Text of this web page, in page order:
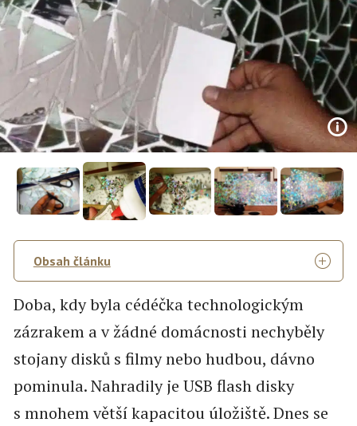
Obsah článku
Doba, kdy byla cédéčka technologickým
zázrakem a v žádné domácnosti nechyběly
stojany disků s filmy nebo hudbou, dávno
pominula. Nahradily je USB flash disky
s mnohem větší kapacitou úložiště. Dnes se